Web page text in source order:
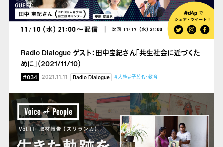
Radio Dialogue ゲスト：田中宝紀さん「共生社会に近づくた
めに」（2021/11/10）
#034 2021.11.11 Radio Dialogue #人権#子ども・教育